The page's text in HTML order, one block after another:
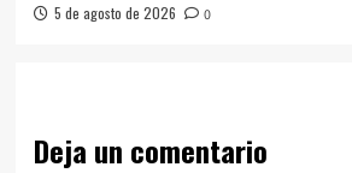
5 de agosto de 2026 0
Deja un comentario